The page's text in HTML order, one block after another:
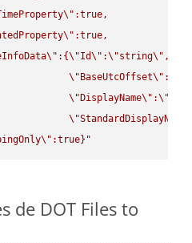
\" :true,
\" :true,
\" :{\"Id\" :\"string\" ,
\" BaseUtcOffset\" :
\" DisplayName\" :\"
\"StandardDisplayName
\" :true}"
de DOT Files to